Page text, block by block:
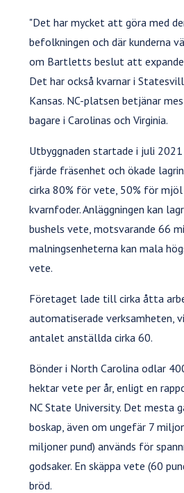
"Det har mycket att göra med
befolkningen och där kunderna
om Bartletts beslut att
Det har också kvarnar i
Kansas. NC-platsen betjänar
bagare i Carolinas och Virginia.
Utbyggnaden startade i juli
fjärde fräsenhet och ökade
cirka 80% för vete, 50% för
kvarnfoder. Anläggningen kan
bushels vete, motsvarande 66
malningsenheterna kan mala
vete.
Företaget lade till cirka åtta
automatiserade verksamheten,
antalet anställda cirka 60.
Bönder i North Carolina odlar
hektar vete per år, enligt en
NC State University. Det
boskap, även om ungefär 7
miljoner pund) används för
godsaker. En skäppa vete (60
bröd.